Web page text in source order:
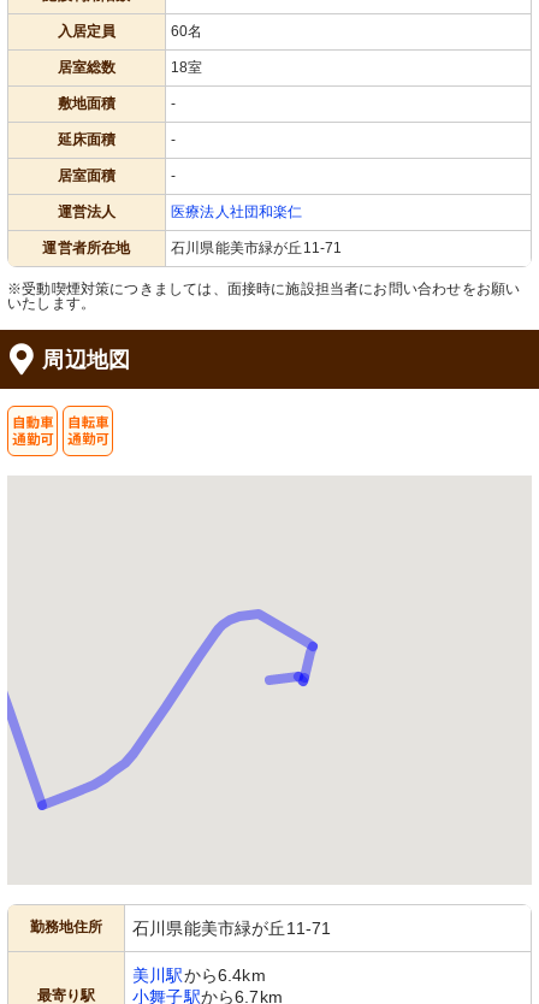
入居定員 60名
居室総数 18室
敷地面積 -
延床面積 -
居室面積 -
運営法人 医療法人社団和楽仁
運営者所在地 石川県能美市緑が丘11-71
※受動喫煙対策につきましては、面接時に施設担当者にお問い合わせをお願い
いたします。
周辺地図
勤務地住所 石川県能美市緑が丘11-71
最寄り駅
美川駅から6.4km
小舞子駅から6.7km